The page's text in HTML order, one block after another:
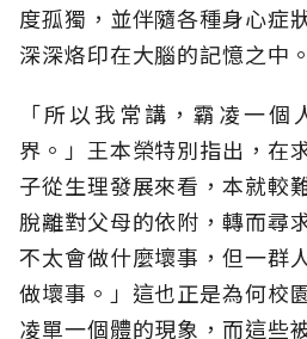
度孤獨，並伴隨各種身心症
深深烙印在大腦的記憶之中。
「所以我常講，霸凌一
界。」王本榮特別指出，在
子從生理發展來看，本就較
脫離對父母的依附，轉而尋
不太會做什麼壞事，但一群
做壞事。」這也正是為何校
凌單一個體的現象，而這些